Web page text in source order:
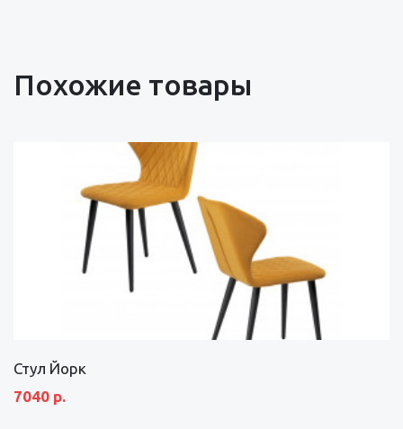
Похожие товары
Стул Йорк
7040 р.